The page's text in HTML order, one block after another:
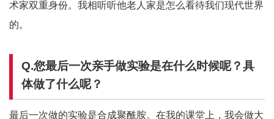
术家双重身份。我相听听他老人家是怎么看待我们现代世界
的。
Q.您最后一次亲手做实验是在什么时候呢？具
体做了什么呢？
最后一次做的实验是合成聚酰胺。在我的课堂上，我会做大